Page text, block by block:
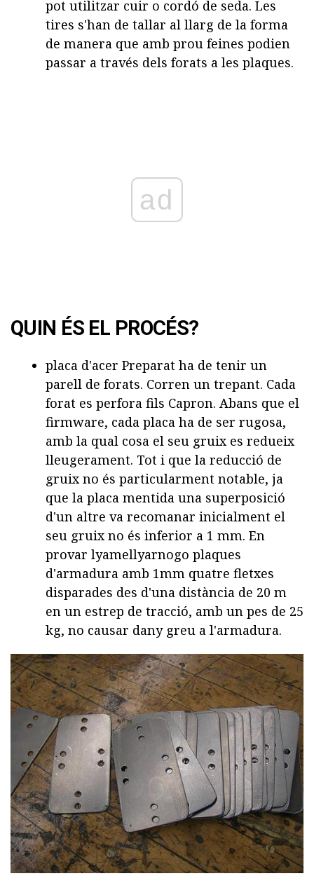
pot utilitzar cuir o cordó de seda. Les
tires s'han de tallar al llarg de la forma
de manera que amb prou feines podien
passar a través dels forats a les plaques.
ad
QUIN ÉS EL PROCÉS?
placa d'acer Preparat ha de tenir un
parell de forats. Corren un trepant. Cada
forat es perfora fils Capron. Abans que el
firmware, cada placa ha de ser rugosa,
amb la qual cosa el seu gruix es redueix
lleugerament. Tot i que la reducció de
gruix no és particularment notable, ja
que la placa mentida una superposició
d'un altre va recomanar inicialment el
seu gruix no és inferior a 1 mm. En
provar lyamellyarnogo plaques
d'armadura amb 1mm quatre fletxes
disparades des d'una distància de 20 m
en un estrep de tracció, amb un pes de 25
kg, no causar dany greu a l'armadura.